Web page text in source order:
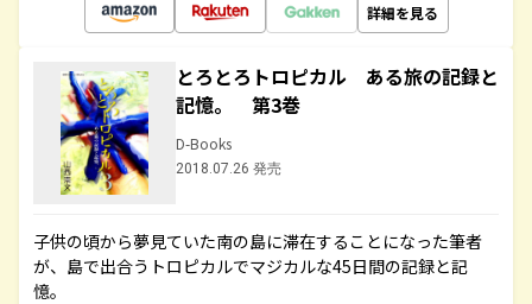
詳細を見る
とろとろトロピカル ある旅の記録と
記憶。 第3巻
D-Books
2018.07.26 発売
子供の頃から夢見ていた南の島に滞在することになった筆者
が、島で出合うトロピカルでマジカルな45日間の記録と記
憶。